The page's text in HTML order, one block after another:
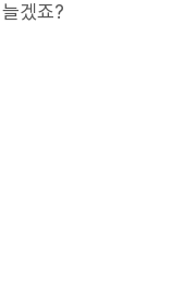
겠죠?